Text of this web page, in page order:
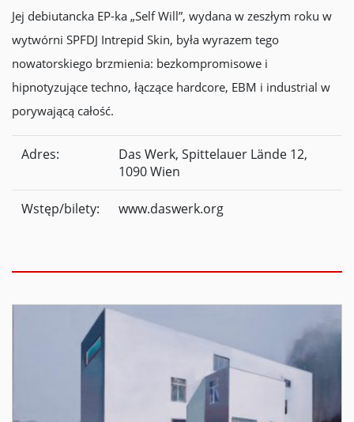
Jej debiutancka EP-ka „Self Will”, wydana w zeszłym roku w
wytwórni SPFDJ Intrepid Skin, była wyrazem tego
nowatorskiego brzmienia: bezkompromisowe i
hipnotyzujące techno, łączące hardcore, EBM i industrial w
porywającą całość.
Adres:
Das Werk, Spittelauer Lände 12,
1090 Wien
Wstęp/bilety: www.daswerk.org